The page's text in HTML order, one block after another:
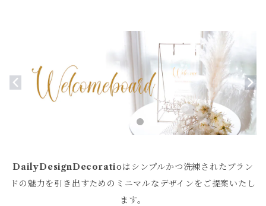
DailyDesignDecoratioはシンプルかつ洗練されたブラン
ドの魅力を引き出すためのミニマルなデザインをご提案いたし
ます。